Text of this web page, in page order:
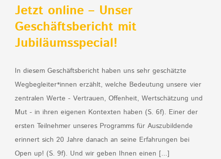
Jetzt online – Unser
Geschäftsbericht mit
Jubiläumsspecial!
In diesem Geschäftsbericht haben uns sehr geschätzte
Wegbegleiter*innen erzählt, welche Bedeutung unsere vier
zentralen Werte - Vertrauen, Offenheit, Wertschätzung und
Mut - in ihren eigenen Kontexten haben (S. 6f). Einer der
ersten Teilnehmer unseres Programms für Auszubildende
erinnert sich 20 Jahre danach an seine Erfahrungen bei
Open up! (S. 9f). Und wir geben Ihnen einen [...]